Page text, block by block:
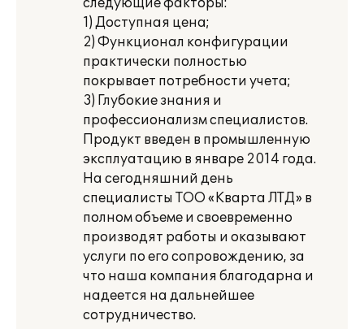
следующие факторы:
1) Доступная цена;
2) Функционал конфигурации
практически полностью
покрывает потребности учета;
3) Глубокие знания и
профессионализм специалистов.
Продукт введен в промышленную
эксплуатацию в январе 2014 года.
На сегодняшний день
специалисты ТОО «Кварта ЛТД» в
полном объеме и своевременно
производят работы и оказывают
услуги по его сопровождению, за
что наша компания благодарна и
надеется на дальнейшее
сотрудничество.